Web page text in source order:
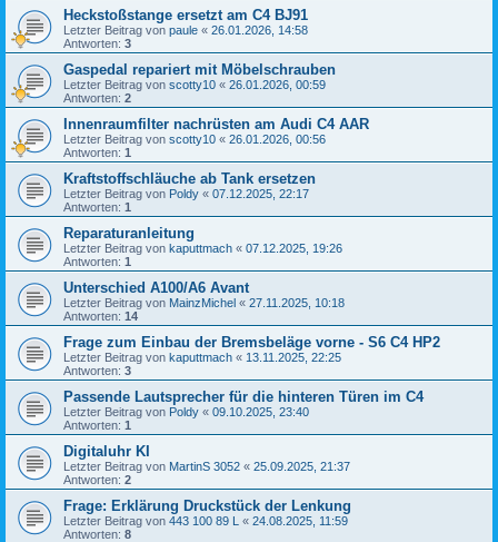
Heckstoßstange ersetzt am C4 BJ91
Letzter Beitrag von paule « 26.01.2026, 14:58
Antworten: 3
Gaspedal repariert mit Möbelschrauben
Letzter Beitrag von scotty10 « 26.01.2026, 00:59
Antworten: 2
Innenraumfilter nachrüsten am Audi C4 AAR
Letzter Beitrag von scotty10 « 26.01.2026, 00:56
Antworten: 1
Kraftstoffschläuche ab Tank ersetzen
Letzter Beitrag von Poldy « 07.12.2025, 22:17
Antworten: 1
Reparaturanleitung
Letzter Beitrag von kaputtmach « 07.12.2025, 19:26
Antworten: 1
Unterschied A100/A6 Avant
Letzter Beitrag von MainzMichel « 27.11.2025, 10:18
Antworten: 14
Frage zum Einbau der Bremsbeläge vorne - S6 C4 HP2
Letzter Beitrag von kaputtmach « 13.11.2025, 22:25
Antworten: 3
Passende Lautsprecher für die hinteren Türen im C4
Letzter Beitrag von Poldy « 09.10.2025, 23:40
Antworten: 1
Digitaluhr KI
Letzter Beitrag von MartinS 3052 « 25.09.2025, 21:37
Antworten: 2
Frage: Erklärung Druckstück der Lenkung
Letzter Beitrag von 443 100 89 L « 24.08.2025, 11:59
Antworten: 8